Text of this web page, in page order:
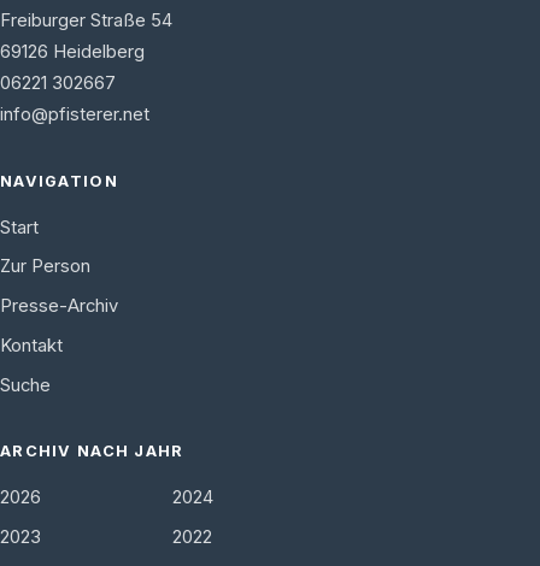
Freiburger Straße 54
69126 Heidelberg
06221 302667
info@pfisterer.net
NAVIGATION
Start
Zur Person
Presse-Archiv
Kontakt
Suche
ARCHIV NACH JAHR
2026
2024
2023
2022